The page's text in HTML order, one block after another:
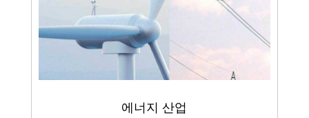
에너지 산업